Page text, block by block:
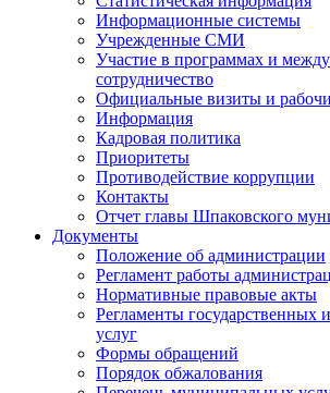
Информационные системы
Учрежденные СМИ
Участие в программах и
сотрудничество
Официальные визиты и
Информация
Кадровая политика
Приоритеты
Противодействие коррупции
Контакты
Отчет главы Шпаковского
Документы
Положение об администрации
Регламент работы
Нормативные правовые акты
Регламенты
услуг
Формы обращений
Порядок обжалования